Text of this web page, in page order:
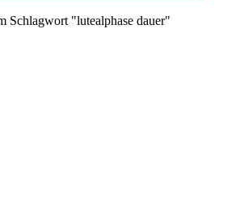
Schlagwort "lutealphase dauer"